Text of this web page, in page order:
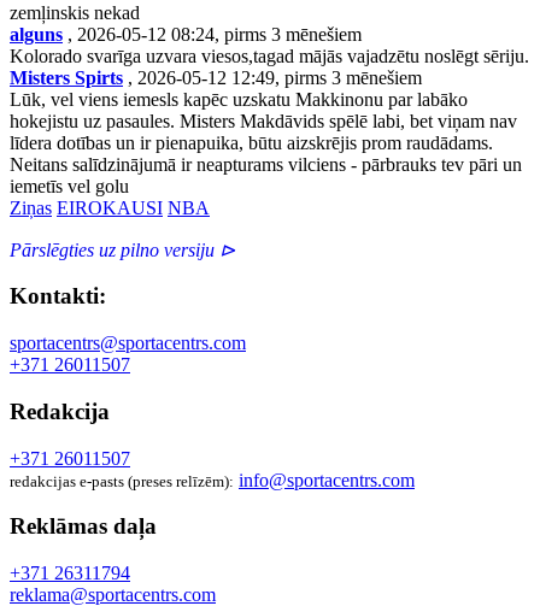
zemļinskis nekad
alguns , 2026-05-12 08:24, pirms 3 mēnešiem
Kolorado svarīga uzvara viesos,tagad mājās vajadzētu noslēgt sēriju.
Misters Spirts , 2026-05-12 12:49, pirms 3 mēnešiem
Lūk, vel viens iemesls kapēc uzskatu Makkinonu par labāko
hokejistu uz pasaules. Misters Makdāvids spēlē labi, bet viņam nav
līdera dotības un ir pienapuika, būtu aizskrējis prom raudādams.
Neitans salīdzinājumā ir neapturams vilciens - pārbrauks tev pāri un
iemetīs vel golu
Ziņas EIROKAUSI NBA
Pārslēgties uz pilno versiju ⊳
Kontakti:
sportacentrs@sportacentrs.com
+371 26011507
Redakcija
+371 26011507
redakcijas e-pasts (preses relīzēm): info@sportacentrs.com
Reklāmas daļa
+371 26311794
reklama@sportacentrs.com